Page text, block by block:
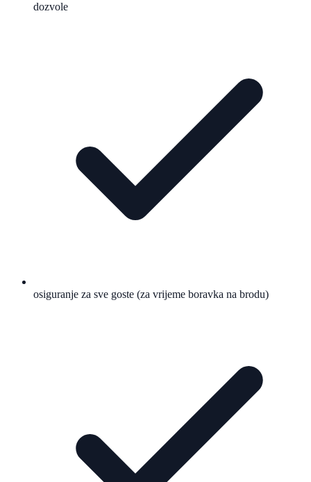
dozvole
osiguranje za sve goste (za vrijeme boravka na brodu)